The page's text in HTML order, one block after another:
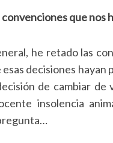
convenciones que nos
he retado las
decisiones
de cambiar de
insolencia